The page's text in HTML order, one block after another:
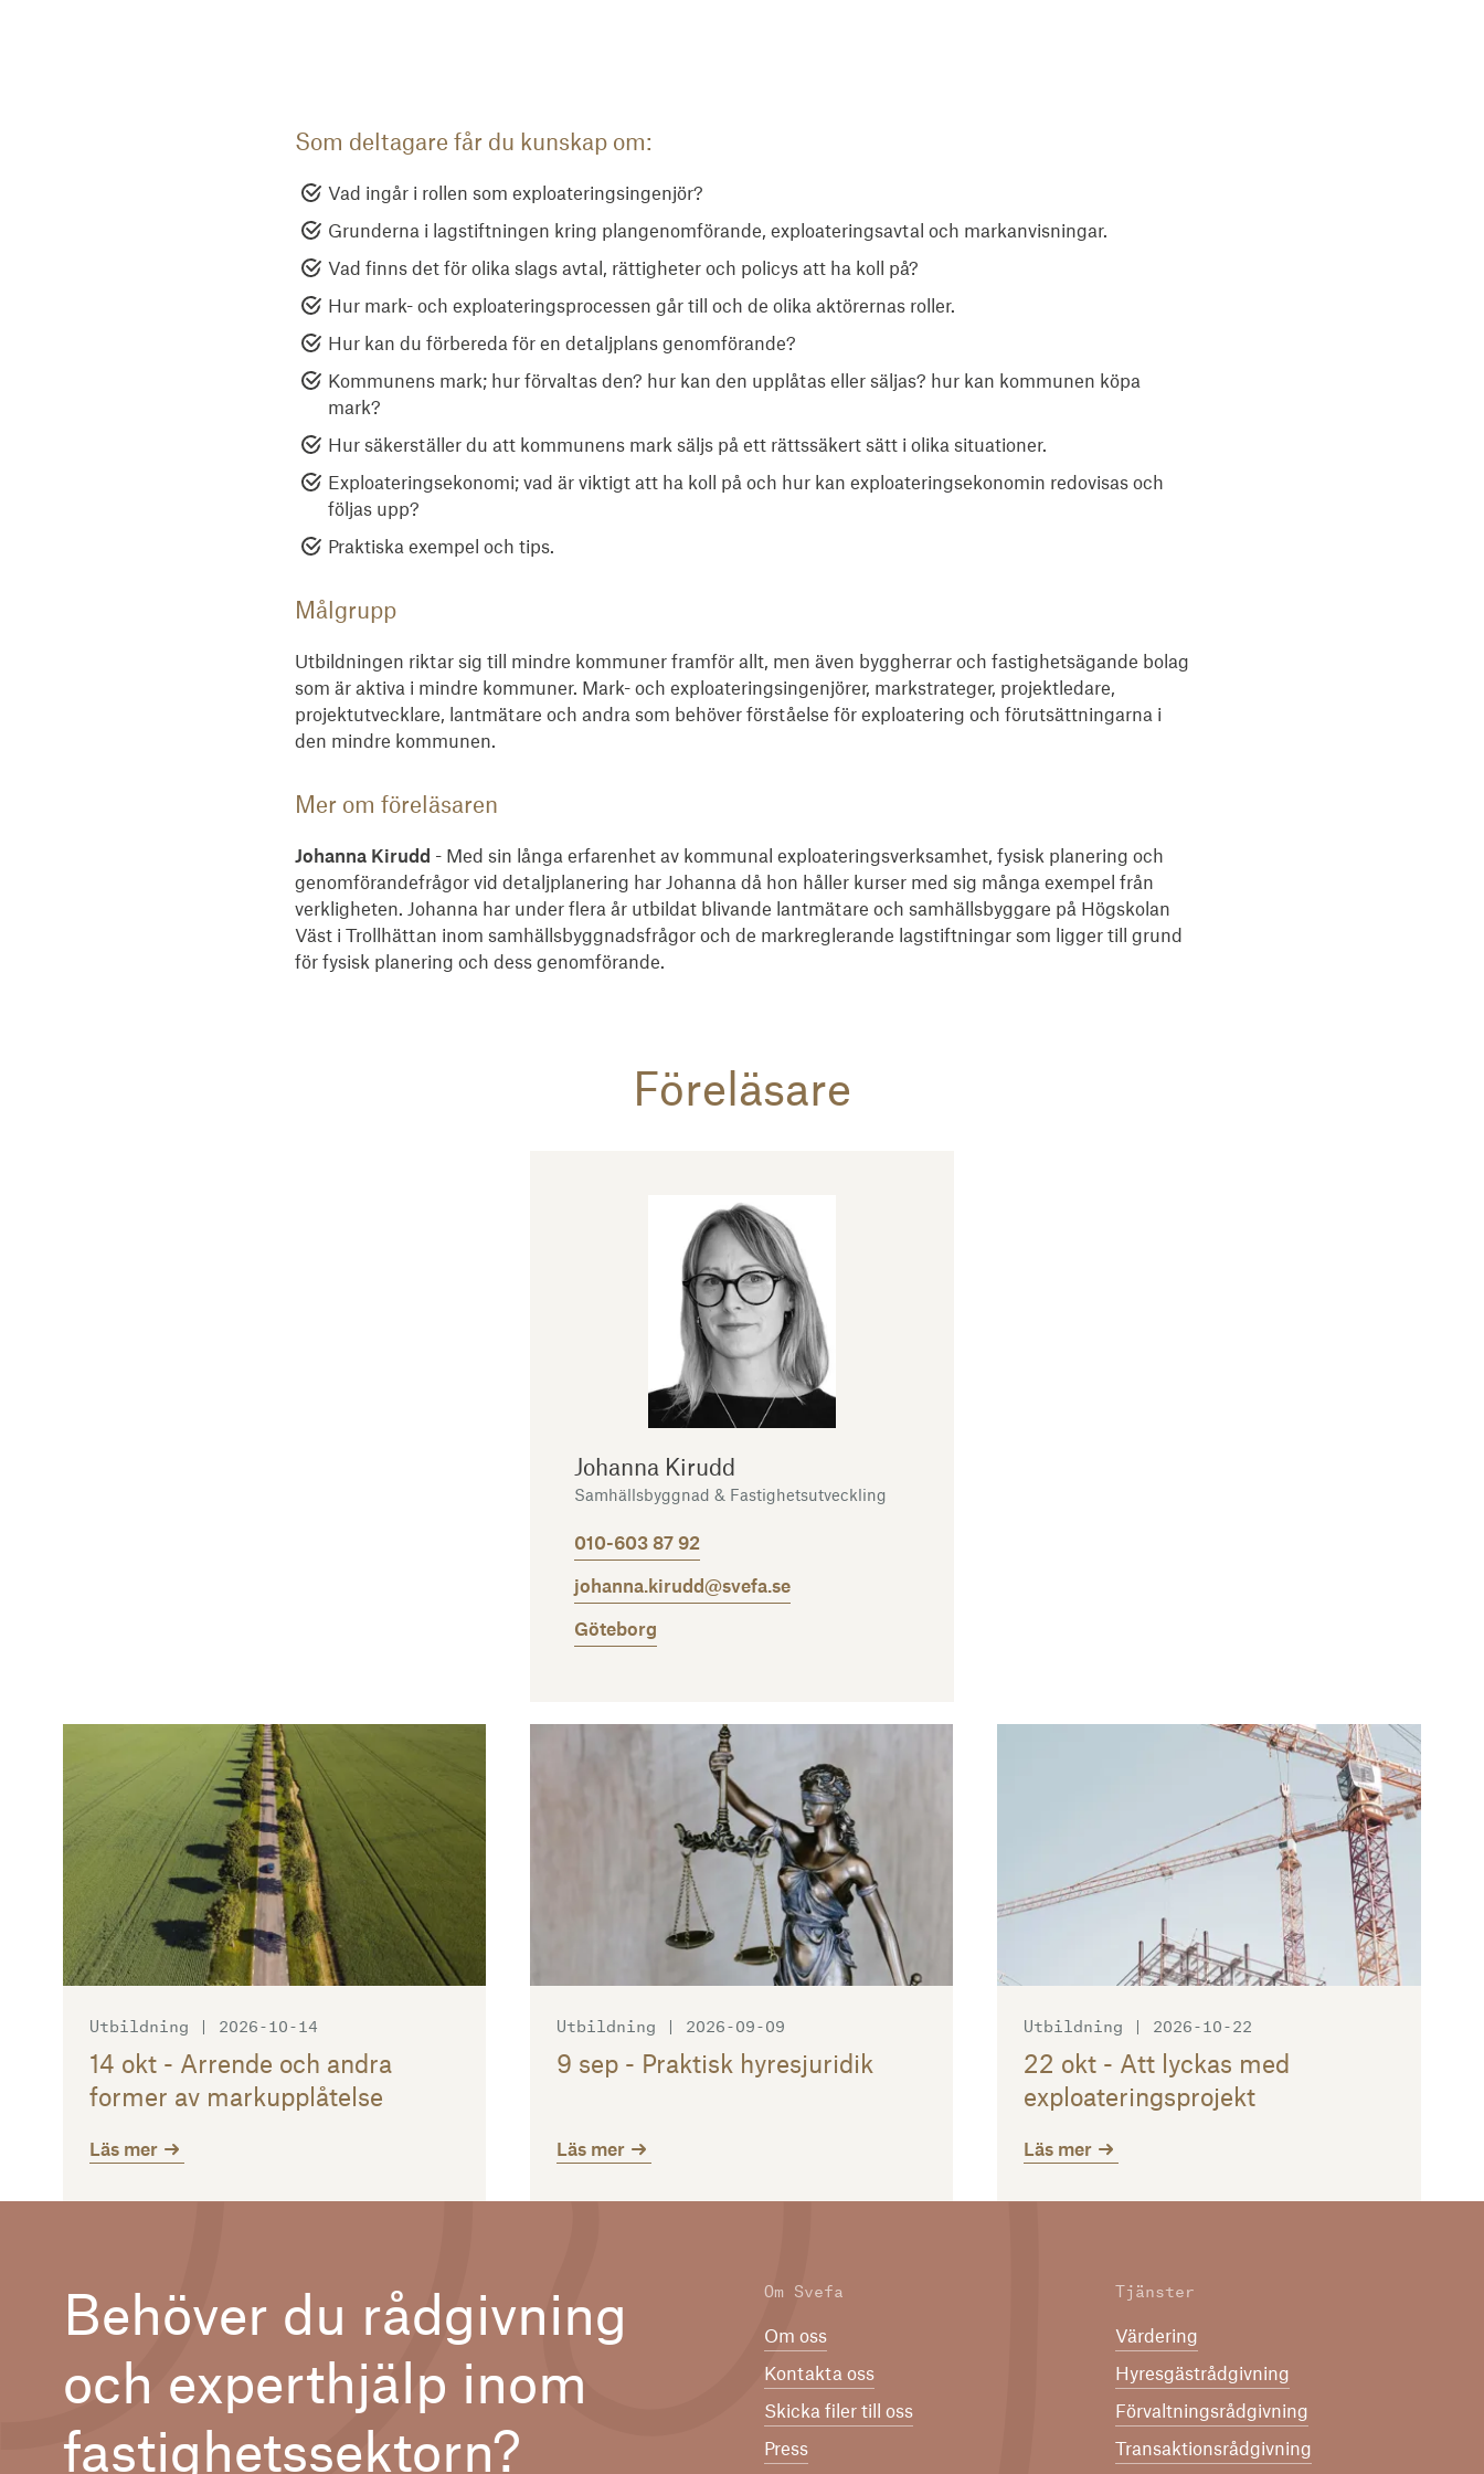
Som deltagare får du kunskap om:
Vad ingår i rollen som exploateringsingenjör?
Grunderna i lagstiftningen kring plangenomförande, exploateringsavtal och markanvisningar.
Vad finns det för olika slags avtal, rättigheter och policys att ha koll på?
Hur mark- och exploateringsprocessen går till och de olika aktörernas roller.
Hur kan du förbereda för en detaljplans genomförande?
Kommunens mark; hur förvaltas den? hur kan den upplåtas eller säljas? hur kan kommunen köpa
mark?
Hur säkerställer du att kommunens mark säljs på ett rättssäkert sätt i olika situationer.
Exploateringsekonomi; vad är viktigt att ha koll på och hur kan exploateringsekonomin redovisas och
följas upp?
Praktiska exempel och tips.
Målgrupp
Utbildningen riktar sig till mindre kommuner framför allt, men även byggherrar och fastighetsägande bolag
som är aktiva i mindre kommuner. Mark- och exploateringsingenjörer, markstrateger, projektledare,
projektutvecklare, lantmätare och andra som behöver förståelse för exploatering och förutsättningarna i
den mindre kommunen.
Mer om föreläsaren
Johanna Kirudd - Med sin långa erfarenhet av kommunal exploateringsverksamhet, fysisk planering och
genomförandefrågor vid detaljplanering har Johanna då hon håller kurser med sig många exempel från
verkligheten. Johanna har under flera år utbildat blivande lantmätare och samhällsbyggare på Högskolan
Väst i Trollhättan inom samhällsbyggnadsfrågor och de markreglerande lagstiftningar som ligger till grund
för fysisk planering och dess genomförande.
Föreläsare
Johanna Kirudd
Samhällsbyggnad & Fastighetsutveckling
010-603 87 92
johanna.kirudd@svefa.se
Göteborg
Utbildning | 2026-10-14
14 okt - Arrende och andra
former av markupplåtelse
Läs mer
Utbildning | 2026-09-09
9 sep - Praktisk hyresjuridik
Läs mer
Utbildning | 2026-10-22
22 okt - Att lyckas med
exploateringsprojekt
Läs mer
Behöver du rådgivning
och experthjälp inom
fastighetssektorn?
Om Svefa
Om oss
Kontakta oss
Skicka filer till oss
Press
Tjänster
Värdering
Hyresgästrådgivning
Förvaltningsrådgivning
Transaktionsrådgivning